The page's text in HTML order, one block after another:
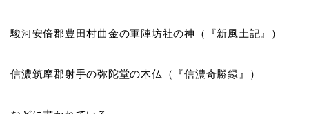
駿河安倍郡豊田村曲金の軍陣坊社の神（『新風土記』）
信濃筑摩郡射手の弥陀堂の木仏（『信濃奇勝録』）